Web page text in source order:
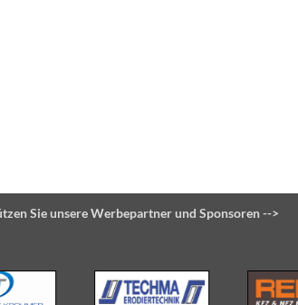
Sie unsere Werbepartner und Sponsoren -->